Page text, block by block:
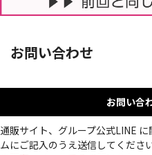
お問い合わせ
お問い合
通販サイト、グループ公式LINE
ムにご記入のうえ送信してください